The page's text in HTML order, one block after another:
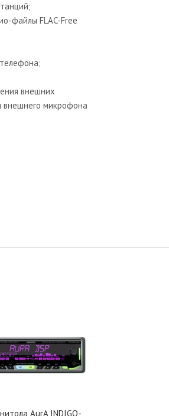
файлы FLAC-Free
внешних
внешнего микрофона
AurA INDIGO-